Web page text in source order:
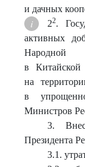
и дачных
22.
активных
Народной
в Китайской
на
в
Министров
3.
Президента
3.1.